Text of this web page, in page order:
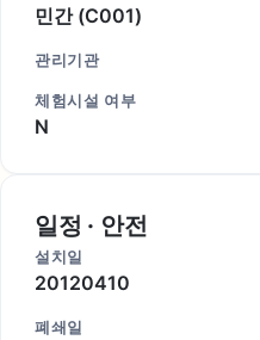
민간 (C001)
관리기관
체험시설 여부
N
일정 · 안전
설치일
20120410
폐쇄일